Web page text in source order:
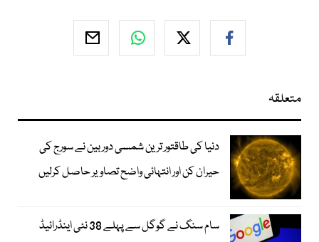
متعلقہ
دنیا کی طاقتور ترین شمسی دوربین نے سورج کی
حیران کن اور انتہائی واضح تصاویر حاصل کرلیں
سام سنگ نے گوگل سے پہلے 38 نئی اینڈرائیڈ